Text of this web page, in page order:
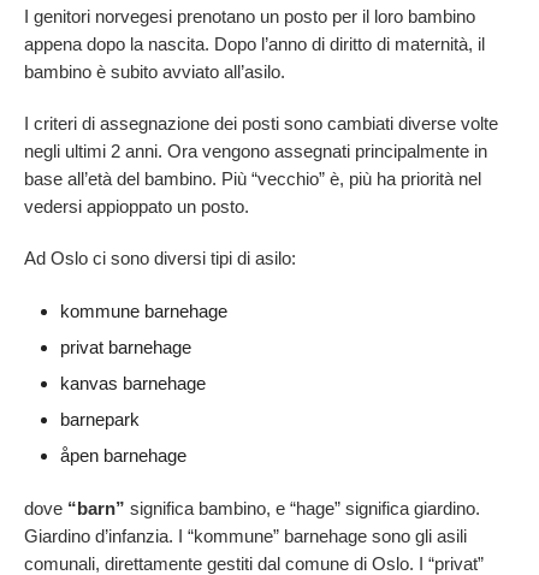
I genitori norvegesi prenotano un posto per il loro bambino
appena dopo la nascita. Dopo l’anno di diritto di maternità, il
bambino è subito avviato all’asilo.
I criteri di assegnazione dei posti sono cambiati diverse volte
negli ultimi 2 anni. Ora vengono assegnati principalmente in
base all’età del bambino. Più “vecchio” è, più ha priorità nel
vedersi appioppato un posto.
Ad Oslo ci sono diversi tipi di asilo:
kommune barnehage
privat barnehage
kanvas barnehage
barnepark
åpen barnehage
dove “barn” significa bambino, e “hage” significa giardino.
Giardino d’infanzia. I “kommune” barnehage sono gli asili
comunali, direttamente gestiti dal comune di Oslo. I “privat”